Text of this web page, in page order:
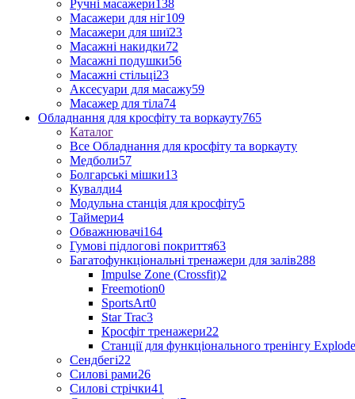
Ручні масажери138
Масажери для ніг109
Масажери для шиї23
Масажні накидки72
Масажні подушки56
Масажні стільці23
Аксесуари для масажу59
Масажер для тіла74
Обладнання для кросфіту та воркауту765
Каталог
Все Обладнання для кросфіту та воркауту
Медболи57
Болгарські мішки13
Кувалди4
Модульна станція для кросфіту5
Таймери4
Обважнювачі164
Гумові підлогові покриття63
Багатофункціональні тренажери для залів288
Impulse Zone (Crossfit)2
Freemotion0
SportsArt0
Star Trac3
Кросфіт тренажери22
Станції для функціонального тренінгу Explode
Сендбегі22
Силові рами26
Силові стрічки41